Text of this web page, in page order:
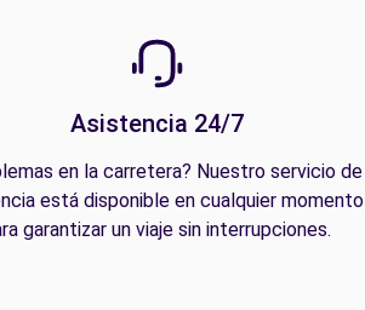
Asistencia 24/7
en la carretera? Nuestro servicio de
está disponible en cualquier momento
garantizar un viaje sin interrupciones.